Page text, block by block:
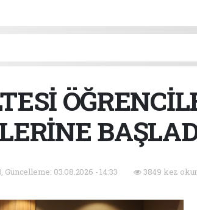
Güncelleme: 03.08.2026 - 14:33 3849 kez